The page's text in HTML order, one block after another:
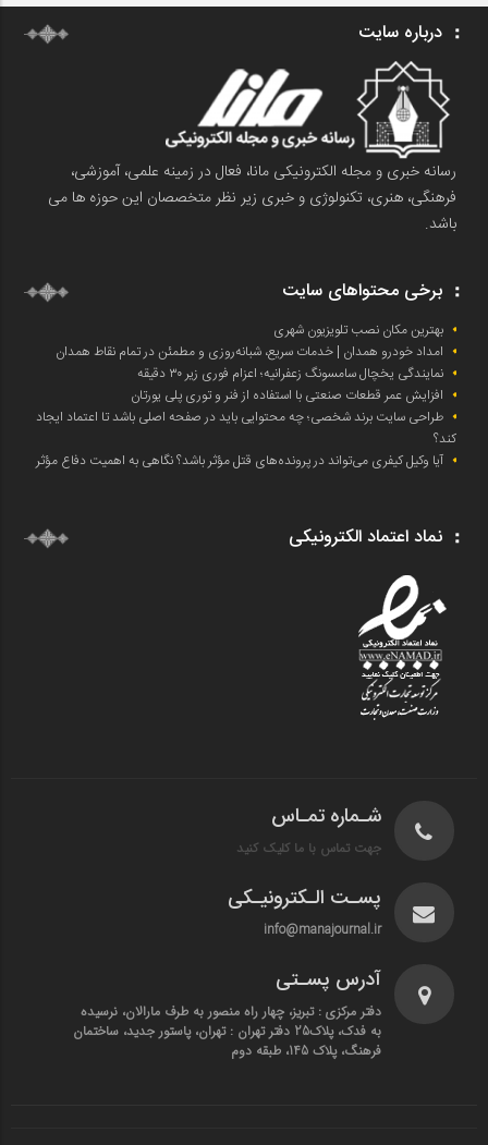
درباره سایت
رسانه خبری و مجله الکترونیکی مانا، فعال در زمینه علمی، آموزشی،
فرهنگی، هنری، تکنولوژی و خبری زیر نظر متخصصان این حوزه ها می
باشد.
برخی محتواهای سایت
بهترین مکان نصب تلویزیون شهری
امداد خودرو همدان | خدمات سریع، شبانه‌روزی و مطمئن در تمام نقاط همدان
نمایندگی یخچال سامسونگ زعفرانیه؛ اعزام فوری زیر ۳۰ دقیقه
افزایش عمر قطعات صنعتی با استفاده از فنر و توری پلی یورتان
طراحی سایت برند شخصی؛ چه محتوایی باید در صفحه اصلی باشد تا اعتماد ایجاد
کند؟
آیا وکیل کیفری می‌تواند در پرونده‌های قتل مؤثر باشد؟ نگاهی به اهمیت دفاع مؤثر
نماد اعتماد الکترونیکی
شـماره تمـاس
جهت تماس با ما کلیک کنید
پسـت الـکترونیـکی
info@manajournal.ir
آدرس پسـتی
دفتر مرکزی : تبریز، چهار راه منصور به طرف مارالان، نرسیده
به فدک، پلاک25 دفتر تهران : تهران، پاستور جدید، ساختمان
فرهنگ، پلاک 145، طبقه دوم